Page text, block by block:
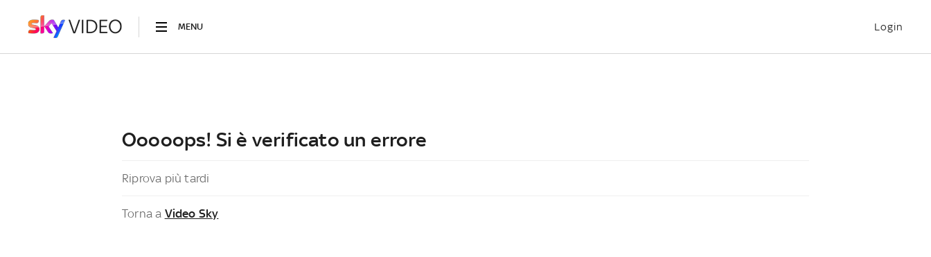
MENU Login
Ooooops! Si è verificato un errore
Riprova più tardi
Torna a Video Sky